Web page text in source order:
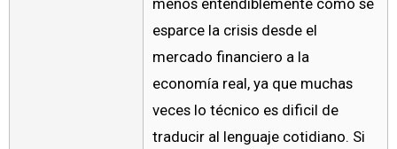
esparce la crisis desde el
mercado financiero a la
economía real, ya que muchas
veces lo técnico es dificil de
traducir al lenguaje cotidiano. Si